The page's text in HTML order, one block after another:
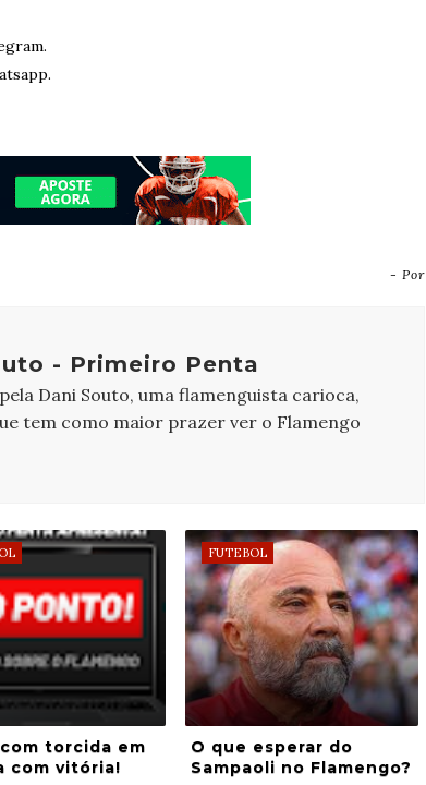
- Por
- Primeiro Penta
Dani Souto, uma flamenguista carioca,
tem como maior prazer ver o Flamengo
torcida em
com vitória!
FUTEBOL
O que esperar do
Sampaoli no Flamengo?